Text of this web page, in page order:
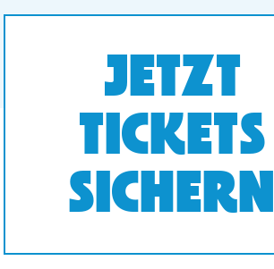
JETZT
TICKETS
SICHERN